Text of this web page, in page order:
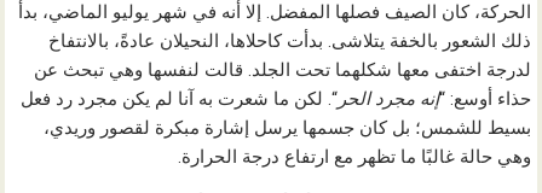
الحركة، كان الصيف فصلها المفضل. إلا أنه في شهر يوليو الماضي، بدأ
ذلك الشعور بالخفة يتلاشى. بدأت كاحلاها، النحيلان عادةً، بالانتفاخ
لدرجة اختفى معها شكلهما تحت الجلد. قالت لنفسها وهي تبحث عن
حذاء أوسع: “إنه مجرد الحر“. لكن ما شعرت به آنا لم يكن مجرد رد فعل
بسيط للشمس؛ بل كان جسمها يرسل إشارة مبكرة لقصور وريدي،
وهي حالة غالبًا ما تظهر مع ارتفاع درجة الحرارة.